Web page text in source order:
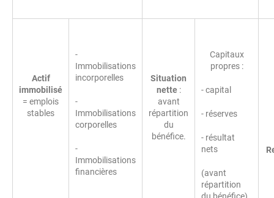
Actif
immobilisé
= emplois
stables
-
Immobilisations
incorporelles
-
Immobilisations
corporelles
-
Immobilisations
financières
Situation
nette:
avant
répartition
du
bénéfice.
Capitaux
propres :
- capital
- réserves
- résultat
nets
(avant
répartition